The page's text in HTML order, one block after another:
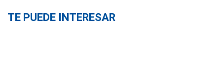
TE PUEDE INTERESAR